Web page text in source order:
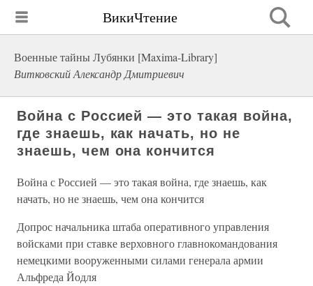
ВикиЧтение
Военные тайны Лубянки [Maxima-Library]
Витковский Александр Дмитриевич
Война с Россией — это такая война,
где знаешь, как начать, но не
знаешь, чем она кончится
Война с Россией — это такая война, где знаешь, как
начать, но не знаешь, чем она кончится
Допрос начальника штаба оперативного управления
войсками при ставке верховного главнокомандования
немецкими вооруженными силами генерала армии
Альфреда Йодля